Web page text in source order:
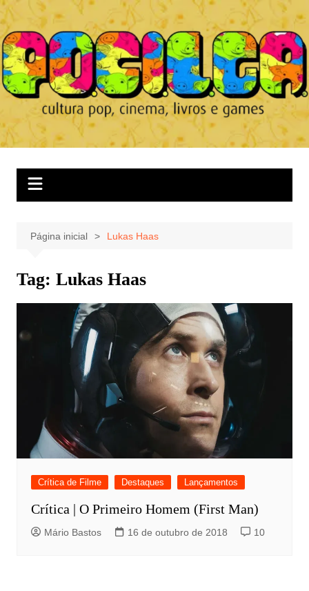
Ir
para
o
conteúdo
Página inicial Lukas Haas
Tag: Lukas Haas
Crítica de Filme Destaques Lançamentos
Crítica | O Primeiro Homem (First Man)
Mário Bastos 16 de outubro de 2018 10